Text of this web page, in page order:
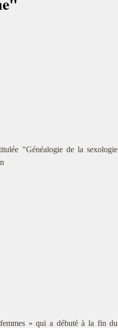
"Généalogie de la sexologie
» qui a débuté à la fin du